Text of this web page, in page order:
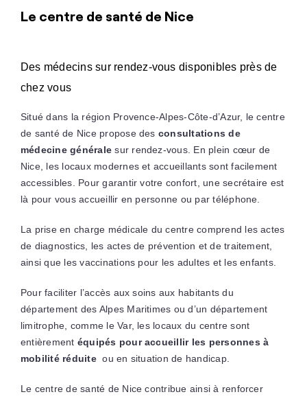
Le centre de santé de Nice
Des médecins sur rendez-vous disponibles près de
chez vous
Situé dans la région Provence-Alpes-Côte-d’Azur, le centre
de santé de Nice propose des consultations de
médecine générale sur rendez-vous. En plein cœur de
Nice, les locaux modernes et accueillants sont facilement
accessibles. Pour garantir votre confort, une secrétaire est
là pour vous accueillir en personne ou par téléphone.
La prise en charge médicale du centre comprend les actes
de diagnostics, les actes de prévention et de traitement,
ainsi que les vaccinations pour les adultes et les enfants.
Pour faciliter l’accès aux soins aux habitants du
département des Alpes Maritimes ou d’un département
limitrophe, comme le Var, les locaux du centre sont
entièrement équipés pour accueillir les personnes à
mobilité réduiteou en situation de handicap.
Le centre de santé de Nice contribue ainsi à renforcer